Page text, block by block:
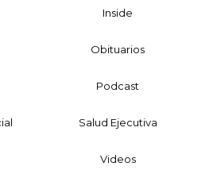
Inside
Obituarios
Podcast
Salud Ejecutiva
Videos